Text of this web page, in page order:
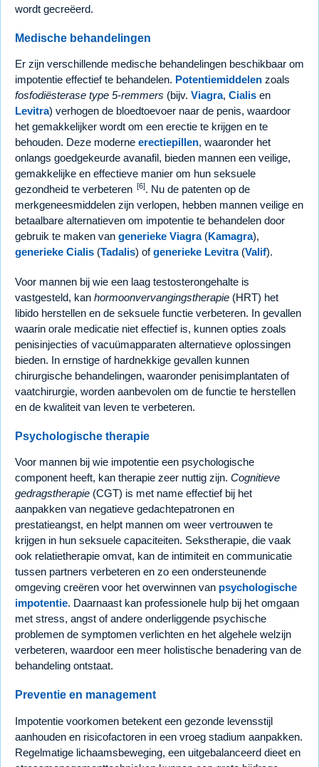
wordt gecreëerd.
Medische behandelingen
Er zijn verschillende medische behandelingen beschikbaar om
impotentie effectief te behandelen. Potentiemiddelen zoals
fosfodiësterase type 5-remmers (bijv. Viagra, Cialis en
Levitra) verhogen de bloedtoevoer naar de penis, waardoor
het gemakkelijker wordt om een erectie te krijgen en te
behouden. Deze moderne erectiepillen, waaronder het
onlangs goedgekeurde avanafil, bieden mannen een veilige,
gemakkelijke en effectieve manier om hun seksuele
gezondheid te verbeteren [6]. Nu de patenten op de
merkgeneesmiddelen zijn verlopen, hebben mannen veilige en
betaalbare alternatieven om impotentie te behandelen door
gebruik te maken van generieke Viagra(Kamagra),
generieke Cialis (Tadalis) ofgenerieke Levitra(Valif).
Voor mannen bij wie een laag testosterongehalte is
vastgesteld, kan hormoonvervangingstherapie (HRT) het
libido herstellen en de seksuele functie verbeteren. In gevallen
waarin orale medicatie niet effectief is, kunnen opties zoals
penisinjecties of vacuümapparaten alternatieve oplossingen
bieden. In ernstige of hardnekkige gevallen kunnen
chirurgische behandelingen, waaronder penisimplantaten of
vaatchirurgie, worden aanbevolen om de functie te herstellen
en de kwaliteit van leven te verbeteren.
Psychologische therapie
Voor mannen bij wie impotentie een psychologische
component heeft, kan therapie zeer nuttig zijn. Cognitieve
gedragstherapie (CGT) is met name effectief bij het
aanpakken van negatieve gedachtepatronen en
prestatieangst, en helpt mannen om weer vertrouwen te
krijgen in hun seksuele capaciteiten. Sekstherapie, die vaak
ook relatietherapie omvat, kan de intimiteit en communicatie
tussen partners verbeteren en zo een ondersteunende
omgeving creëren voor het overwinnen van psychologische
impotentie. Daarnaast kan professionele hulp bij het omgaan
met stress, angst of andere onderliggende psychische
problemen de symptomen verlichten en het algehele welzijn
verbeteren, waardoor een meer holistische benadering van de
behandeling ontstaat.
Preventie en management
Impotentie voorkomen betekent een gezonde levensstijl
aanhouden en risicofactoren in een vroeg stadium aanpakken.
Regelmatige lichaamsbeweging, een uitgebalanceerd dieet en